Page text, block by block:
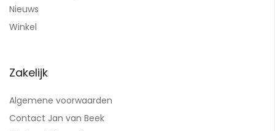
Nieuws
Winkel
Zakelijk
Algemene voorwaarden
Contact Jan van Beek